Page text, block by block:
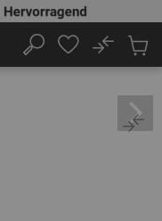
Suche
No